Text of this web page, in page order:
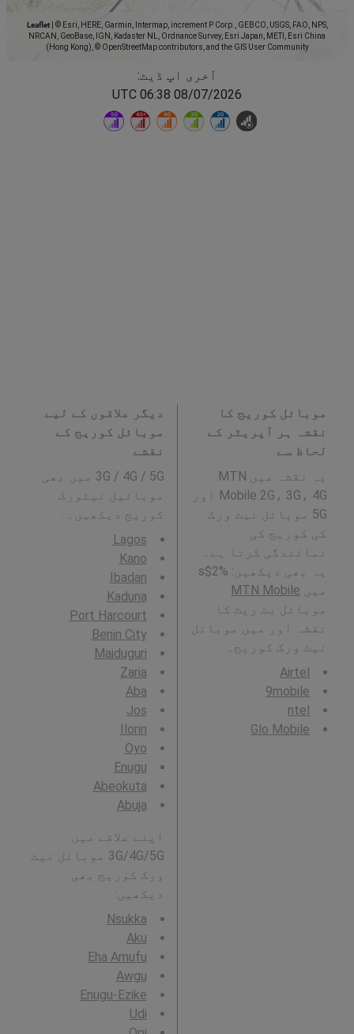
Leaflet
© Esri, HERE, Garmin, Intermap, increment P Corp., GEBCO, USGS, FAO, NPS,
NRCAN, GeoBase, IGN, Kadaster NL, Ordnance Survey, Esri Japan, METI, Esri China
(Hong Kong), © OpenStreetMap contributors, and the GIS User Community
آخری اپ ڈیٹ:
08/07/2026 06:38 UTC
موبائل کوریج کا
نقشہ ہر آپریٹر کے
لحاظ سے
یہ نقشہ میں MTN
Mobile 2G، 3G، 4G اور
5G موبائل نیٹ ورک
کی کوریج کی
نمائندگی کرتا ہے۔
یہ بھی دیکھیں: %2$s
میں MTN Mobile
موبائل بٹ ریٹ کا
نقشہ اور میں موبائل
نیٹ ورک کوریج۔
Airtel
9mobile
ntel
Glo Mobile
دیگر علاقوں کے لیے
موبائل کوریج کے
نقشے
3G / 4G / 5G میں بھی
موبائیل نیٹورک
کوریج دیکھیں۔ :
Lagos
Kano
Ibadan
Kaduna
Port Harcourt
Benin City
Maiduguri
Zaria
Aba
Jos
Ilorin
Oyo
Enugu
Abeokuta
Abuja
اپنے علاقے میں
3G/4G/5G موبائل نیٹ
ورک کوریج بھی
دیکھیں:
Nsukka
Aku
Eha Amufu
Awgu
Enugu-Ezike
Udi